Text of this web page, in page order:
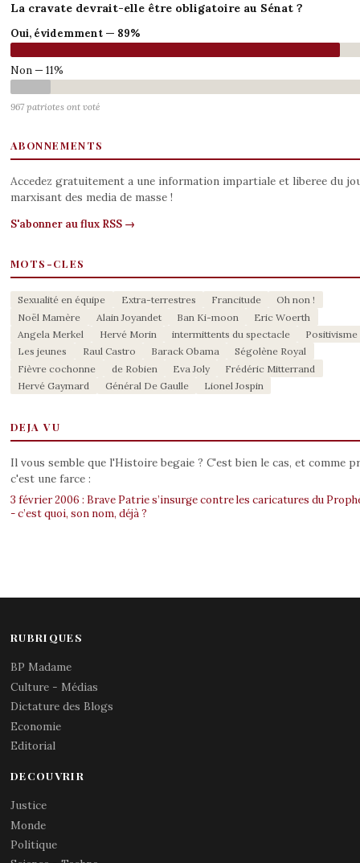
La cravate devrait-elle être obligatoire au Sénat ?
Oui, évidemment — 89%
Non — 11%
967 patriotes ont voté
ABONNEMENTS
Accedez gratuitement a une information impartiale et liberee du
marxisant des media de masse !
S'abonner au flux RSS →
MOTS-CLES
Sexualité en équipe Extra-terrestres Francitude
Oh non !
Noël Mamère
Alain Joyandet Ban Ki-moon
Eric Woerth
Angela Merkel
Hervé Morin intermittents du spectacle
Positivisme
Les jeunes
Raul Castro Barack Obama
Ségolène Royal
Fièvre cochonne
de Robien Eva Joly
Frédéric Mitterrand
Hervé Gaymard
Général De Gaulle Lionel Jospin
DEJA VU
Il vous semble que l'Histoire begaie ? C'est bien le cas, et comme
c'est une farce :
3 février 2006 : Brave Patrie s’insurge contre les caricatures du
- c’est quoi, son nom, déjà ?
RUBRIQUES
BP Madame
Culture - Médias
Dictature des Blogs
Economie
Editorial
DECOUVRIR
Justice
Monde
Politique